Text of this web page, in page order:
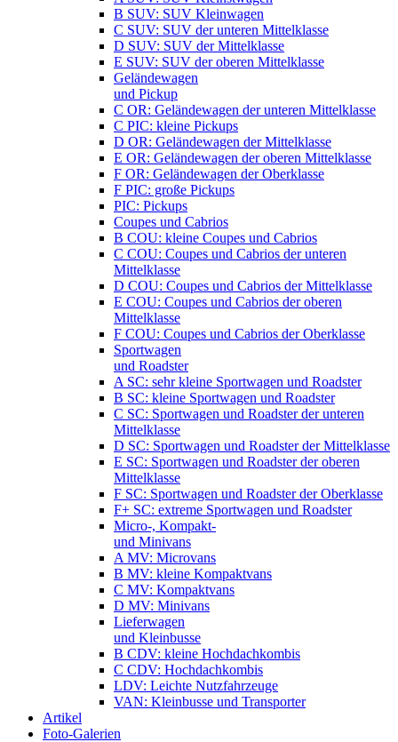
B SUV: SUV Kleinwagen
C SUV: SUV der unteren Mittelklasse
D SUV: SUV der Mittelklasse
E SUV: SUV der oberen Mittelklasse
Geländewagen
und Pickup
C OR: Geländewagen der unteren Mittelklasse
C PIC: kleine Pickups
D OR: Geländewagen der Mittelklasse
E OR: Geländewagen der oberen Mittelklasse
F OR: Geländewagen der Oberklasse
F PIC: große Pickups
PIC: Pickups
Coupes und Cabrios
B COU: kleine Coupes und Cabrios
C COU: Coupes und Cabrios der unteren
Mittelklasse
D COU: Coupes und Cabrios der Mittelklasse
E COU: Coupes und Cabrios der oberen
Mittelklasse
F COU: Coupes und Cabrios der Oberklasse
Sportwagen
und Roadster
A SC: sehr kleine Sportwagen und Roadster
B SC: kleine Sportwagen und Roadster
C SC: Sportwagen und Roadster der unteren
Mittelklasse
D SC: Sportwagen und Roadster der Mittelklasse
E SC: Sportwagen und Roadster der oberen
Mittelklasse
F SC: Sportwagen und Roadster der Oberklasse
F+ SC: extreme Sportwagen und Roadster
Micro-, Kompakt-
und Minivans
A MV: Microvans
B MV: kleine Kompaktvans
C MV: Kompaktvans
D MV: Minivans
Lieferwagen
und Kleinbusse
B CDV: kleine Hochdachkombis
C CDV: Hochdachkombis
LDV: Leichte Nutzfahrzeuge
VAN: Kleinbusse und Transporter
Artikel
Foto-Galerien